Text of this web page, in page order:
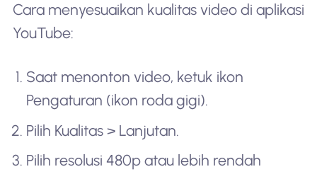
Cara menyesuaikan kualitas video di aplikasi
YouTube:
Saat menonton video, ketuk ikon
Pengaturan (ikon roda gigi).
Pilih Kualitas > Lanjutan.
Pilih resolusi 480p atau lebih rendah